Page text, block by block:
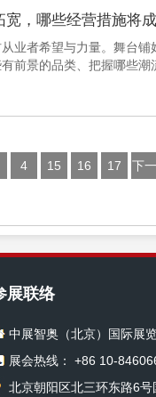
，哪些经营措施将
业者希望与力量。舞台
前景的品类、把握哪些
选到性价比更高、更适合
4 15 16 17
下一
展联络
中展智奥（北京）国际展
展会热线： +86 10-
北京朝阳区北三环东路6